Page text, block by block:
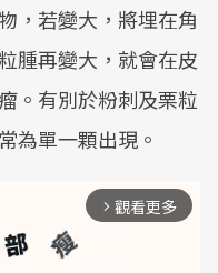
，若變大，將埋在角
腫再變大，就會在皮
。有別於粉刺及栗粒
為單一顆出現。
arrow_forward_ios 觀看更多